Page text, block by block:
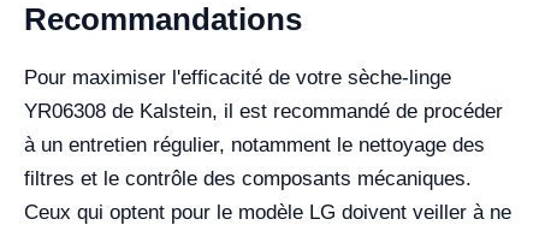
Recommandations
Pour maximiser l'efficacité de votre sèche-linge
YR06308 de Kalstein, il est recommandé de procéder
à un entretien régulier, notamment le nettoyage des
filtres et le contrôle des composants mécaniques.
Ceux qui optent pour le modèle LG doivent veiller à ne